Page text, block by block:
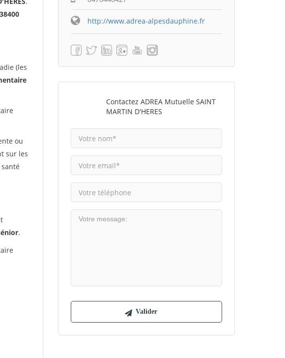
(les
ou
sur les
.
http://www.adrea-alpesdauphine.fr
Contactez ADREA Mutuelle SAINT
MARTIN D'HERES